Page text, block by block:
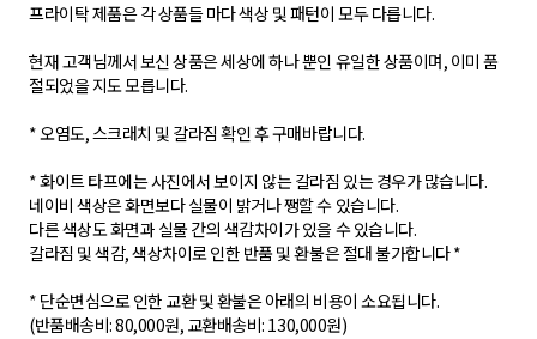
프라이탁 제품은 각 상품들 마다 색상 및 패턴이 모두 다릅니다.
현재 고객님께서 보신 상품은 세상에 하나 뿐인 유일한 상품이며, 이미 품
절되었을 지도 모릅니다.
* 오염도, 스크래치 및 갈라짐 확인 후 구매바랍니다.
* 화이트 타프에는 사진에서 보이지 않는 갈라짐 있는 경우가 많습니다.
네이비 색상은 화면보다 실물이 밝거나 쨍할 수 있습니다.
다른 색상도 화면과 실물 간의 색감차이가 있을 수 있습니다.
갈라짐 및 색감, 색상차이로 인한 반품 및 환불은 절대 불가합니다 *
* 단순변심으로 인한 교환 및 환불은 아래의 비용이 소요됩니다.
(반품배송비: 80,000원, 교환배송비: 130,000원)